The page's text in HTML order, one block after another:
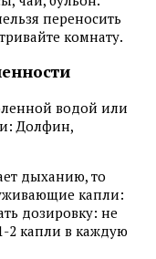
переносить
комнату.
водой или
Долфин,
дыханию, то
капли:
дозировку: не
2 капли в каждую